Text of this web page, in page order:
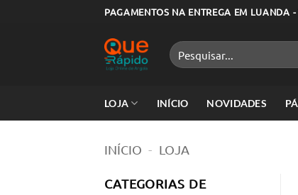
PAGAMENTOS NA ENTREGA EM LUANDA
Pesquisar
por:
LOJA INÍCIO NOVIDADES
INÍCIO - LOJA
CATEGORIAS DE